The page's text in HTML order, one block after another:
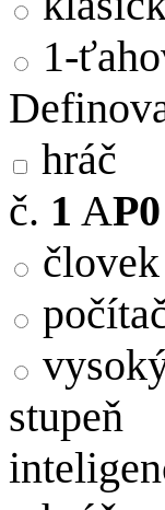
1-
hráč
č. 1 AP0
človek
stupeň